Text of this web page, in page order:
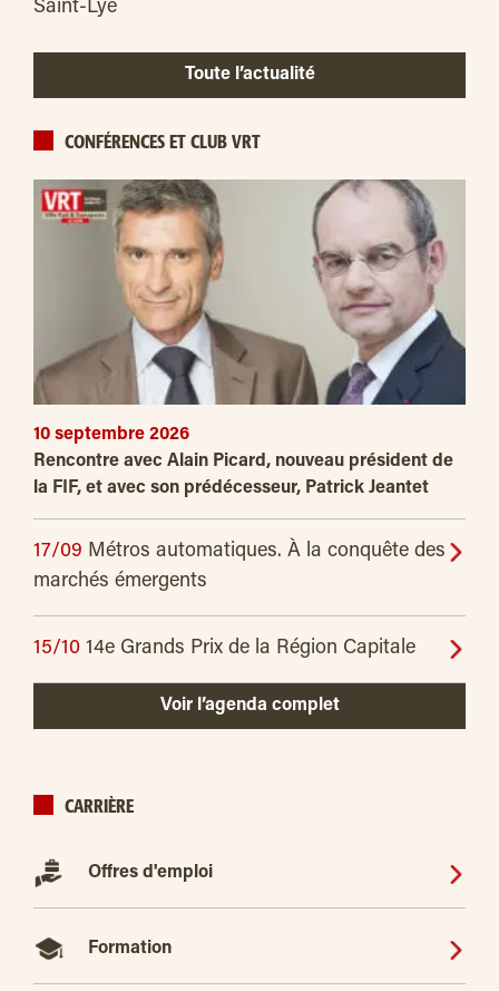
Saint-Lyé
Toute l’actualité
CONFÉRENCES ET CLUB VRT
10 septembre 2026
Rencontre avec Alain Picard, nouveau président de
la FIF, et avec son prédécesseur, Patrick Jeantet
17/09 Métros automatiques. À la conquête des
marchés émergents
15/10 14e Grands Prix de la Région Capitale
Voir l’agenda complet
CARRIÈRE
Offres d'emploi
Formation